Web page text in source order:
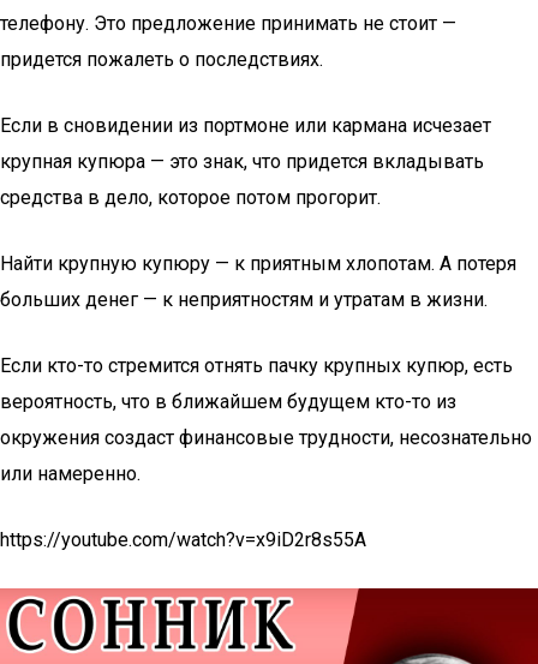
телефону. Это предложение принимать не стоит —
придется пожалеть о последствиях.
Если в сновидении из портмоне или кармана исчезает
крупная купюра — это знак, что придется вкладывать
средства в дело, которое потом прогорит.
Найти крупную купюру — к приятным хлопотам. А потеря
больших денег — к неприятностям и утратам в жизни.
Если кто-то стремится отнять пачку крупных купюр, есть
вероятность, что в ближайшем будущем кто-то из
окружения создаст финансовые трудности, несознательно
или намеренно.
https://youtube.com/watch?v=x9iD2r8s55A